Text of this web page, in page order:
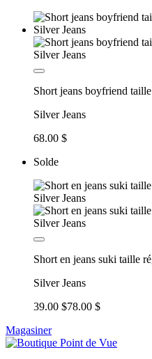
Short jeans boyfriend
Silver Jeans
68.00 $
Solde
Short en jeans suki taille
Silver Jeans
39.00 $78.00 $
Magasiner